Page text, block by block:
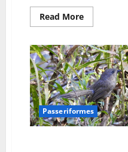
Read MoreRead
more
–
Kardinalen
Passeriformes